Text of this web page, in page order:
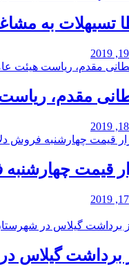
تسیهلات به
مقدم، ریاست
قیمت چهارشنبه
برداشت گیلاس